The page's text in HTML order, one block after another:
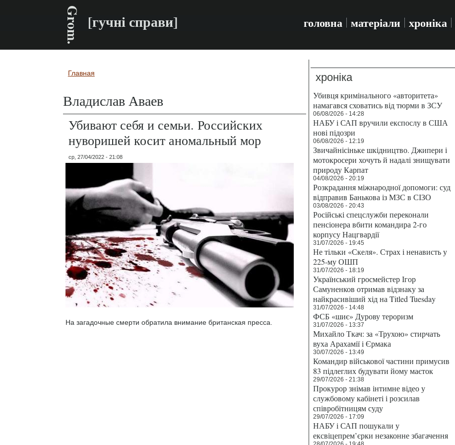
Grom. [гучні справи] головна матеріали хроніка
Вы здесь
Главная
Владислав Аваев
Убивают себя и семьи. Российских
нуворишей косит аномальный мор
ср, 27/04/2022 - 21:08
На загадочные смерти обратила внимание британская пресса.
хроніка
Убивця кримінального «авторитета»
намагався сховатись від тюрми в ЗСУ
06/08/2026 - 14:28
НАБУ і САП вручили експослу в США
нові підозри
06/08/2026 - 12:19
Звичайнісіньке шкідництво. Джипери і
мотокросери хочуть й надалі знищувати
природу Карпат
04/08/2026 - 20:19
Розкрадання міжнародної допомоги: суд
відправив Банькова із МЗС в СІЗО
03/08/2026 - 20:43
Російські спецслужби переконали
пенсіонера вбити командира 2-го
корпусу Нацгвардії
31/07/2026 - 19:45
Не тільки «Скеля». Страх і ненависть у
225-му ОШП
31/07/2026 - 18:19
Український гросмейстер Ігор
Самуненков отримав відзнаку за
найкрасивіший хід на Titled Tuesday
31/07/2026 - 14:48
ФСБ «шиє» Дурову тероризм
31/07/2026 - 13:37
Михайло Ткач: за «Трухою» стирчать
вуха Арахамії і Єрмака
30/07/2026 - 13:49
Командир військової частини примусив
83 підлеглих будувати йому маєток
29/07/2026 - 21:38
Прокурор знімав інтимне відео у
службовому кабінеті і розсилав
співробітницям суду
29/07/2026 - 17:09
НАБУ і САП пошукали у
ексвіцепрем’єрки незаконне збагачення